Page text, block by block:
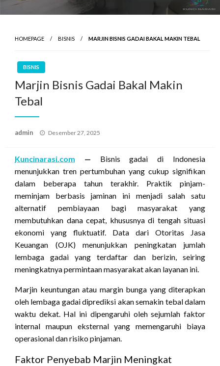
HOMEPAGE BISNIS MARJIN BISNIS GADAI BAKAL MAKIN TEBAL
BISNIS
Marjin Bisnis Gadai Bakal Makin
Tebal
admin
Posted
Desember 27, 2025
Kuncinarasi.com — Bisnis gadai di Indonesia
menunjukkan tren pertumbuhan yang cukup signifikan
dalam beberapa tahun terakhir. Praktik pinjam-
meminjam berbasis jaminan ini menjadi salah satu
alternatif pembiayaan bagi masyarakat yang
membutuhkan dana cepat, khususnya di tengah situasi
ekonomi yang fluktuatif. Data dari Otoritas Jasa
Keuangan (OJK) menunjukkan peningkatan jumlah
lembaga gadai yang terdaftar dan berizin, seiring
meningkatnya permintaan masyarakat akan layanan ini.
Marjin keuntungan atau margin bunga yang diterapkan
oleh lembaga gadai diprediksi akan semakin tebal dalam
waktu dekat. Hal ini dipengaruhi oleh sejumlah faktor
internal maupun eksternal yang memengaruhi biaya
operasional dan risiko pinjaman.
Faktor Penyebab Marjin Meningkat